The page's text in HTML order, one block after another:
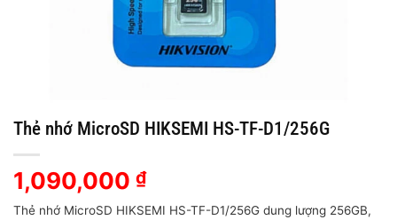
Thẻ nhớ MicroSD HIKSEMI HS-TF-D1/256G
1,090,000 ₫
Thẻ nhớ MicroSD HIKSEMI HS-TF-D1/256G dung lượng 256GB,